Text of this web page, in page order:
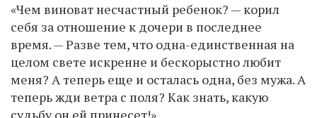
«Чем виноват несчастный ребенок? — корил
себя за отношение к дочери в последнее
время. — Разве тем, что одна-единственная на
целом свете искренне и бескорыстно любит
меня? А теперь еще и осталась одна, без мужа. А
теперь жди ветра с поля? Как знать, какую
судьбу он ей принесет!»